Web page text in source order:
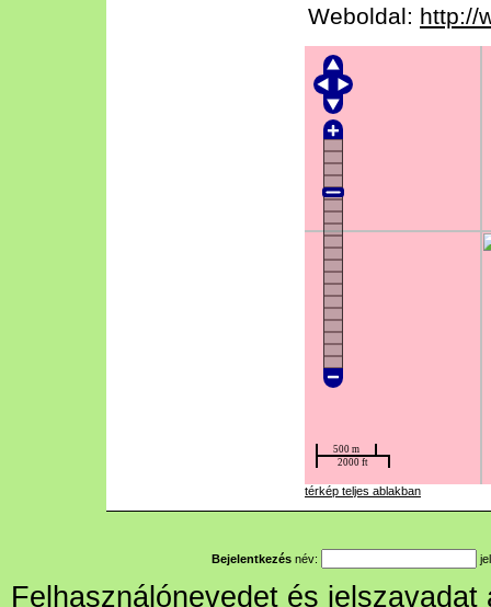
Weboldal: http://
térkép teljes ablakban
Bejelentkezés név:
Felhasználónevedet és